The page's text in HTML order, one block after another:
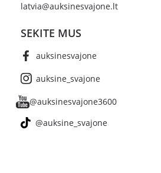
latvia@auksinesvajone.lt
SEKITE MUS
auksinesvajone
auksine_svajone
@auksinesvajone3600
@auksine_svajone